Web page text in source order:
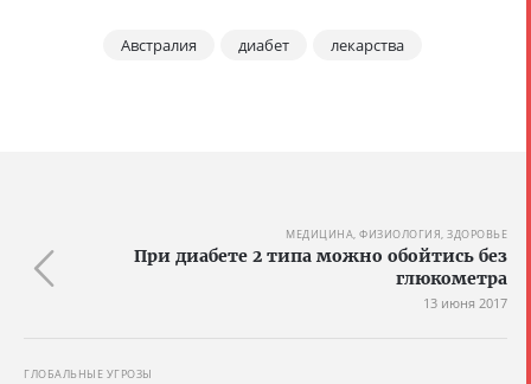
Австралия диабет лекарства
МЕДИЦИНА, ФИЗИОЛОГИЯ, ЗДОРОВЬЕ
При диабете 2 типа можно обойтись без
глюкометра
13 июня 2017
ГЛОБАЛЬНЫЕ УГРОЗЫ